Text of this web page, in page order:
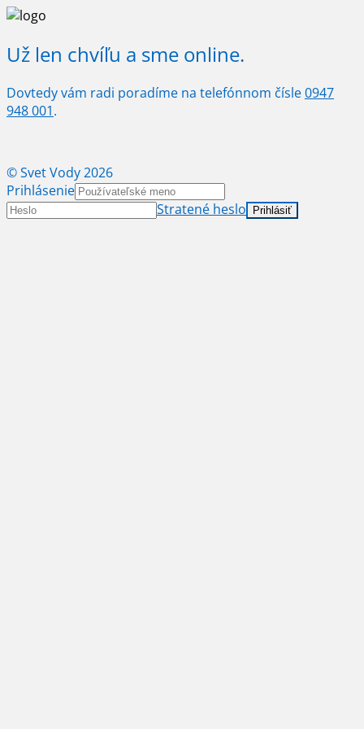
Už len chvíľu a sme online.
Dovtedy vám radi poradíme na telefónnom čísle0947
948 001.
© Svet Vody 2026
Prihlásenie
Stratené heslo